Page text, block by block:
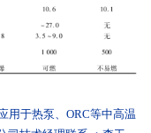
用于热泵、ORC等中高温